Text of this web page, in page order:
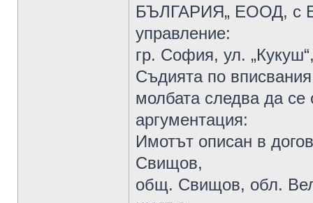
БЪЛГАРИЯ„ ЕООД, с
управление:
гр. София, ул.
Съдията по
молбата следва да се
аргументация:
Имотът описан в
Свищов,
общ. Свищов, обл.